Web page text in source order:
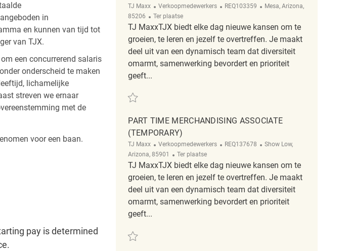
in
en kunnen van tijd tot
van TJX.
een concurrerend salaris
onderscheid te maken
lichamelijke
streven we ernaar
met de
voor een baan.
pay is determined
TJ Maxx Categorie
Verkoopmedewerkers ReqId
REQ103359 Plaats
Mesa, Arizona,
85206
Afgelegen
Ter plaatse
TJ MaxxTJX biedt elke dag nieuwe kansen om te
groeien, te leren en jezelf te overtreffen. Je maakt
deel uit van een dynamisch team dat diversiteit
omarmt, samenwerking bevordert en prioriteit
geeft...
Redden merchandising associste REQ103359
PART TIME MERCHANDISING ASSOCIATE
(TEMPORARY)
TJ Maxx Categorie
Verkoopmedewerkers ReqId
REQ137678 Plaats
Show Low,
Arizona, 85901
Afgelegen
Ter plaatse
TJ MaxxTJX biedt elke dag nieuwe kansen om te
groeien, te leren en jezelf te overtreffen. Je maakt
deel uit van een dynamisch team dat diversiteit
omarmt, samenwerking bevordert en prioriteit
geeft...
Redden Part Time Merchandising associate (Temporary) REQ137678